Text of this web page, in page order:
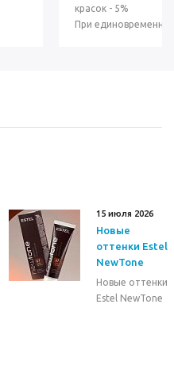
красок - 5%
При
15 июля 2026
Новые
оттенки Estel
NewTone
Новые оттенки
Estel NewTone